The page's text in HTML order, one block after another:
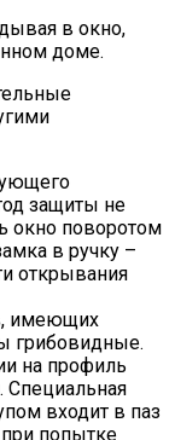
в окно,
доме.
защиты не
окно поворотом
в ручку –
открывания
имеющих
грибовидные.
на профиль
Специальная
входит в паз
попытке